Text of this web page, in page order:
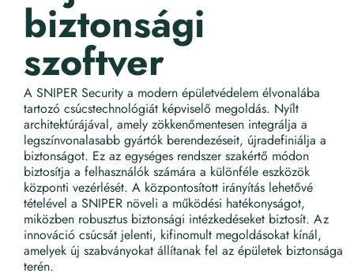
Kosár
Fiókom
Magyar
biztonsági
szoftver
A SNIPER Security a modern épületvédelem élvonalába
tartozó csúcstechnológiát képviselő megoldás. Nyílt
architektúrájával, amely zökkenőmentesen integrálja a
legszínvonalasabb gyártók berendezéseit, újradefiniálja a
biztonságot. Ez az egységes rendszer szakértő módon
biztosítja a felhasználók számára a különféle eszközök
központi vezérlését. A központosított irányítás lehetővé
tételével a SNIPER növeli a működési hatékonyságot,
miközben robusztus biztonsági intézkedéseket biztosít. Az
innováció csúcsát jelenti, kifinomult megoldásokat kínál,
amelyek új szabványokat állítanak fel az épületek biztonsága
terén.